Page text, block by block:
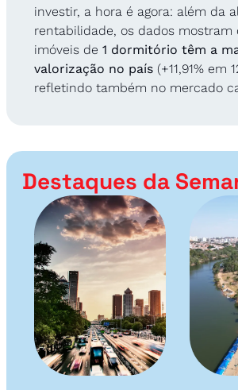
investir, a hora é agora: além da
rentabilidade, os dados mostram
imóveis de 1 dormitório têm a
valorização no país (+11,91% em
refletindo também no mercado
Destaques da